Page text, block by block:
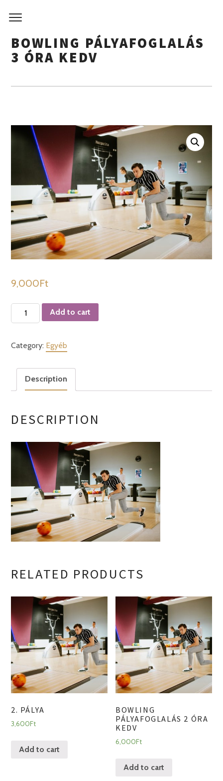
BOWLING PÁLYAFOGLALÁS
3 ÓRA KEDV
9,000Ft
Bowling
pályafoglalás
óra
quantity
Add to cart
Category: Egyéb
Description
DESCRIPTION
RELATED PRODUCTS
2. PÁLYA
3,600Ft
Add to cart
BOWLING
PÁLYAFOGLALÁS 2 ÓRA
KEDV
6,000Ft
Add to cart